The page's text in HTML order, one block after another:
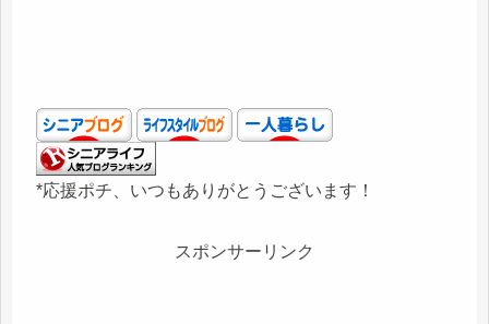
*応援ポチ、いつもありがとうございます！
スポンサーリンク